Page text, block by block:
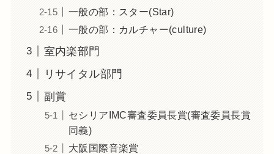
一般の部：スター(Star)
一般の部：カルチャー(culture)
室内楽部門
リサイタル部門
副賞
セシリアIMC審査委員長賞(審査委員長賞
同義)
大阪国際音楽賞